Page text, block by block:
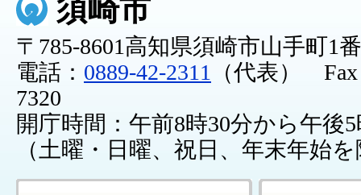
須崎市
〒785-8601高知県須崎市山手町1
電話： 0889-42-2311
（代表） Fax
7320
開庁時間：午前8時30分から午後
（土曜・日曜、祝日、年末年始